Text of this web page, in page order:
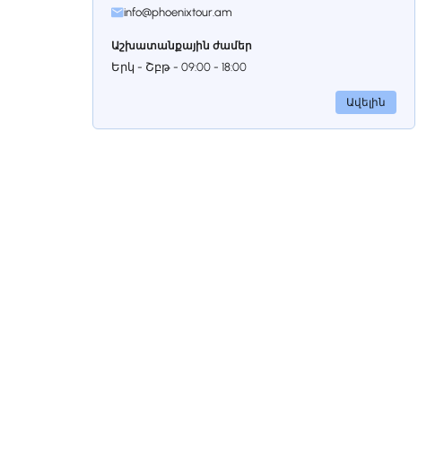
info@phoenixtour.am
Աշխատանքային ժամեր
Երկ - Շբթ - 09:00 - 18:00
Ավելին